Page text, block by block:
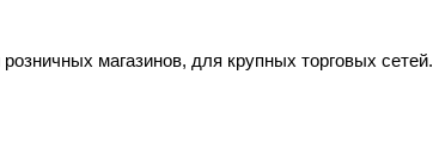
магазинов, для крупных торговых сетей.